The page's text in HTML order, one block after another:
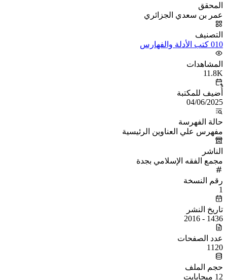
المحقق
عمر بن سعدي الجزائري
التصنيف
010 كتب الأدلة والفهارس
المشاهدات
11.8K
أُضيف للمكتبة
04/06/2025
حالة الفهرسة
مفهرس علي العناوين الرئيسية
الناشر
مجمع الفقه الإسلامي بجدة
رقم النسخة
1
تاريخ النشر
1436 - 2016
عدد الصفحات
1120
حجم الملف
12 ميجابايت